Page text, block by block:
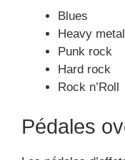
Blues
Heavy metal
Punk rock
Hard rock
Rock n’Roll
Pédales